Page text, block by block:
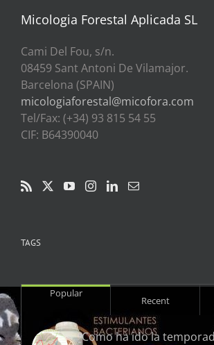
Micologia Forestal Aplicada SL
Cami Del Fou, s/n.
08459 Sant Antoni De Vilamajor.
Barcelona (SPAIN)
micologiaforestal@micofora.com
Tel/Fax: (+34) 93 815 54 55
CIF: B64390040
TAGS
Popular
Recent
¿Como ha ido la